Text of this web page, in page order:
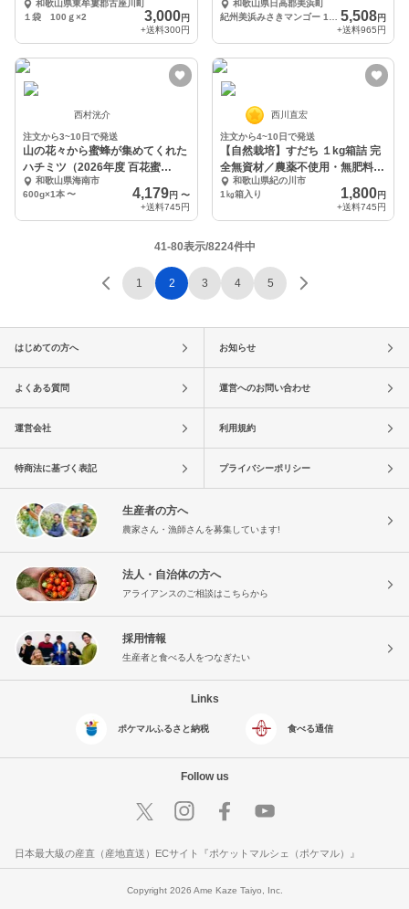
袋(送料300円)
和歌山県東牟婁郡古座川町
１袋 100ｇ×2
3,000円
+送料300円
和歌山県日高郡美浜町
5,508円
+送料965円
西村洸介
注文から3~10日で発送
山の花々から蜜蜂が集めてくれた
ハチミツ（2026年度 百花蜜
600g・和歌山）
和歌山県海南市
600g×1本〜 4,179円 〜
+送料745円
西川直宏
注文から4~10日で発送
【自然栽培】すだち １kg箱詰 完
全無資材／農薬不使用・無肥料・
無除草剤
和歌山県紀の川市
1㎏箱入り
1,800円
+送料745円
41-80表示/8224件中
1 2 3 4 5
はじめての方へ お知らせ
よくある質問 運営へのお問い合わせ
運営会社 利用規約
特商法に基づく表記 プライバシーポリシー
生産者の方へ
農家さん・漁師さんを募集しています!
法人・自治体の方へ
アライアンスのご相談はこちらから
採用情報
生産者と食べる人をつなぎたい
Links
ポケマルふるさと納税 食べる通信
Follow us
日本最大級の産直（産地直送）ECサイト『ポケットマルシェ（ポケマル）』
Copyright 2026 Ame Kaze Taiyo, Inc.